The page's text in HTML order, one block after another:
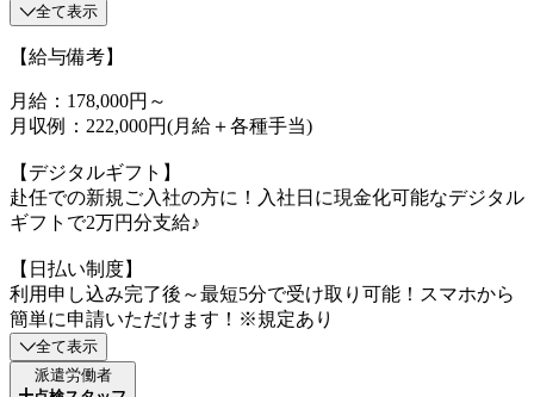
全て表示
【給与備考】
月給：178,000円～
月収例：222,000円(月給＋各種手当)
【デジタルギフト】
赴任での新規ご入社の方に！入社日に現金化可能なデジタル
ギフトで2万円分支給♪
【日払い制度】
利用申し込み完了後～最短5分で受け取り可能！スマホから
簡単に申請いただけます！※規定あり
全て表示
派遣労働者